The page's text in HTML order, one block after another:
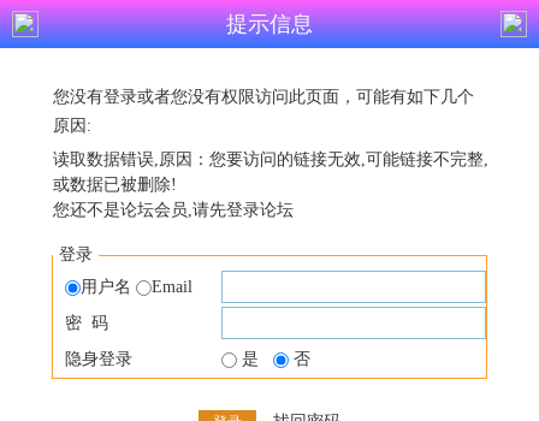
提示信息
您没有登录或者您没有权限访问此页面，可能有如下几个
原因:
读取数据错误,原因：您要访问的链接无效,可能链接不完整,
或数据已被删除!
您还不是论坛会员,请先登录论坛
登录
用户名
Email
密 码
隐身登录
是 否